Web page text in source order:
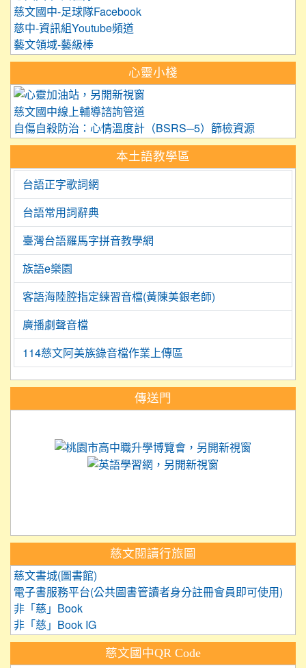
慈文國中-足球隊Facebook
慈中-資訊組Youtube頻道
藝文領域-藝級棒
心靈小棧
慈文國中線上輔導諮詢管道
自傷自殺防治：心情溫度計（BSRS─5）篩檢資源
本土語教學區
台語正字歌詞網
台語常用詞辭典
臺灣台語羅馬字拼音教學網
族語e樂園
客語海陸腔指定練習音檔(黃陳美銀老師)
廣播劇聲音檔
114慈文阿美族錄音檔作業上傳區
傳送門
慈文閱讀行旅圖
慈文書城(圖書館)
電子書服務平台(公共圖書管讀者身分註冊會員即可使用)
非「慈」Book
非「慈」Book IG
慈文國中QR Code